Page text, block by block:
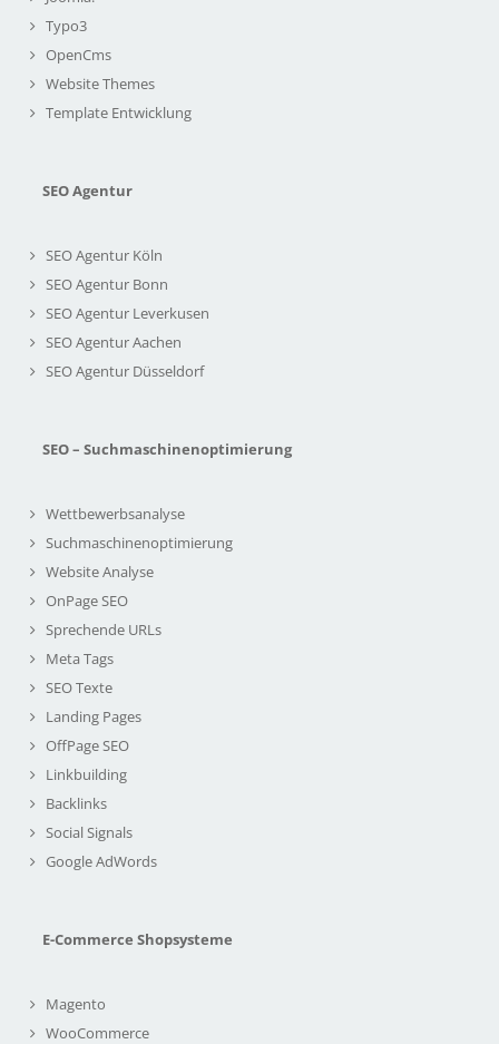
Typo3
OpenCms
Website Themes
Template Entwicklung
SEO Agentur
SEO Agentur Köln
SEO Agentur Bonn
SEO Agentur Leverkusen
SEO Agentur Aachen
SEO Agentur Düsseldorf
SEO – Suchmaschinenoptimierung
Wettbewerbsanalyse
Suchmaschinenoptimierung
Website Analyse
OnPage SEO
Sprechende URLs
Meta Tags
SEO Texte
Landing Pages
OffPage SEO
Linkbuilding
Backlinks
Social Signals
Google AdWords
E-Commerce Shopsysteme
Magento
WooCommerce